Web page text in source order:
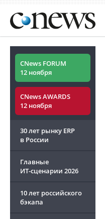
CNews FORUM
12 ноября
CNews AWARDS
12 ноября
30 лет рынку ERP
в России
Главные
ИТ-сценарии 2026
10 лет российского
бэкапа